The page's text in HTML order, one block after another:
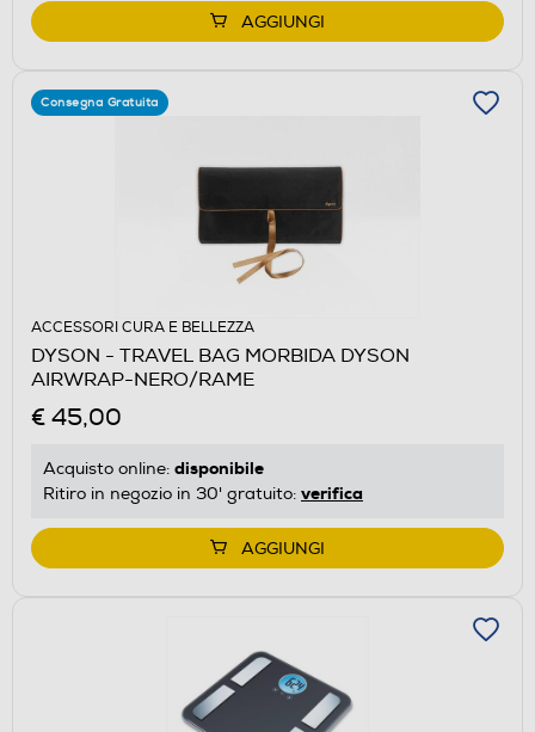
AGGIUNGI
Consegna Gratuita
ACCESSORI CURA E BELLEZZA
DYSON - TRAVEL BAG MORBIDA DYSON
AIRWRAP-NERO/RAME
€ 45,00
Acquisto online: disponibile
Ritiro in negozio in 30' gratuito: verifica
AGGIUNGI